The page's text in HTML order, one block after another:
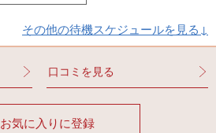
その他の待機スケジュールを見る↓
口コミを見る
お気に入りに登録